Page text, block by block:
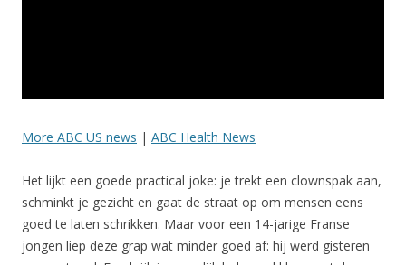
More ABC US news | ABC Health News
Het lijkt een goede practical joke: je trekt een clownspak aan,
schminkt je gezicht en gaat de straat op om mensen eens
goed te laten schrikken. Maar voor een 14-jarige Franse
jongen liep deze grap wat minder goed af: hij werd gisteren